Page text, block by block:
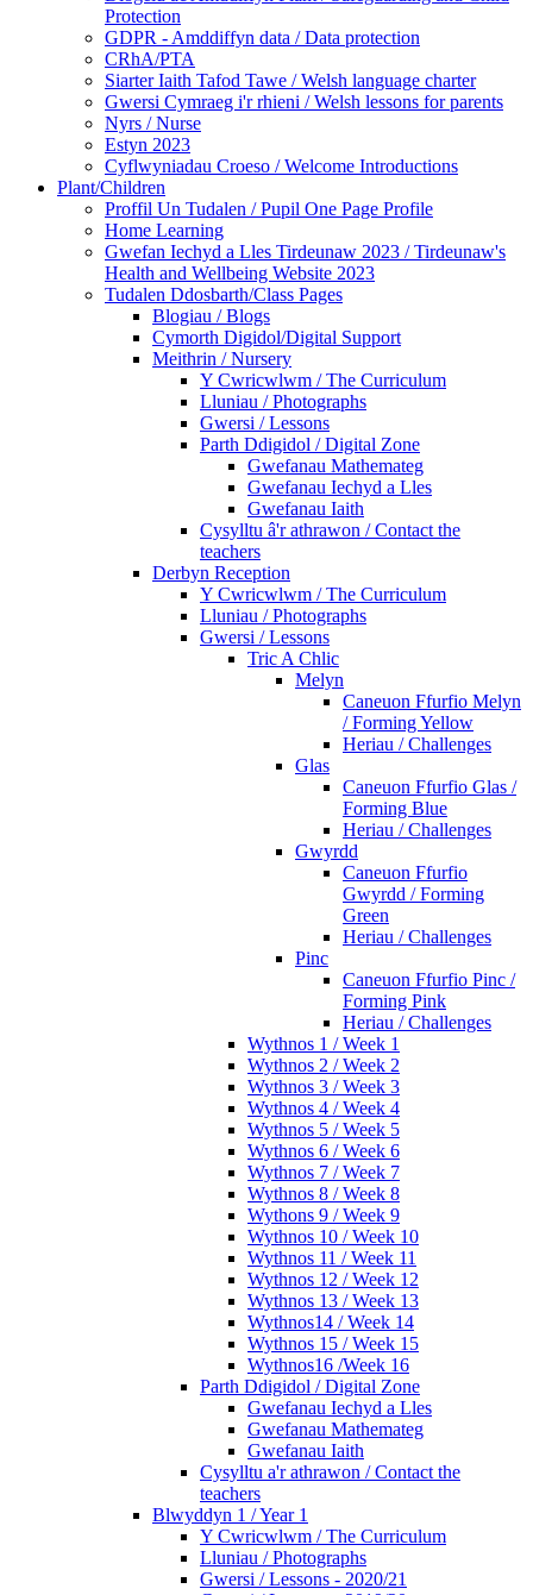
Protection
GDPR - Amddiffyn data / Data protection
CRhA/PTA
Siarter Iaith Tafod Tawe / Welsh language charter
Gwersi Cymraeg i'r rhieni / Welsh lessons for parents
Nyrs / Nurse
Estyn 2023
Cyflwyniadau Croeso / Welcome Introductions
Plant/Children
Proffil Un Tudalen / Pupil One Page Profile
Home Learning
Gwefan Iechyd a Lles Tirdeunaw 2023 / Tirdeunaw's
Health and Wellbeing Website 2023
Tudalen Ddosbarth/Class Pages
Blogiau / Blogs
Cymorth Digidol/Digital Support
Meithrin / Nursery
Y Cwricwlwm / The Curriculum
Lluniau / Photographs
Gwersi / Lessons
Parth Ddigidol / Digital Zone
Gwefanau Mathemateg
Gwefanau Iechyd a Lles
Gwefanau Iaith
Cysylltu â'r athrawon / Contact the
teachers
Derbyn Reception
Y Cwricwlwm / The Curriculum
Lluniau / Photographs
Gwersi / Lessons
Tric A Chlic
Melyn
Caneuon Ffurfio Melyn
/ Forming Yellow
Heriau / Challenges
Glas
Caneuon Ffurfio Glas /
Forming Blue
Heriau / Challenges
Gwyrdd
Caneuon Ffurfio
Gwyrdd / Forming
Green
Heriau / Challenges
Pinc
Caneuon Ffurfio Pinc /
Forming Pink
Heriau / Challenges
Wythnos 1 / Week 1
Wythnos 2 / Week 2
Wythnos 3 / Week 3
Wythnos 4 / Week 4
Wythnos 5 / Week 5
Wythnos 6 / Week 6
Wythnos 7 / Week 7
Wythnos 8 / Week 8
Wythons 9 / Week 9
Wythnos 10 / Week 10
Wythnos 11 / Week 11
Wythnos 12 / Week 12
Wythnos 13 / Week 13
Wythnos14 / Week 14
Wythnos 15 / Week 15
Wythnos16 /Week 16
Parth Ddigidol / Digital Zone
Gwefanau Iechyd a Lles
Gwefanau Mathemateg
Gwefanau Iaith
Cysylltu a'r athrawon / Contact the
teachers
Blwyddyn 1 / Year 1
Y Cwricwlwm / The Curriculum
Lluniau / Photographs
Gwersi / Lessons - 2020/21